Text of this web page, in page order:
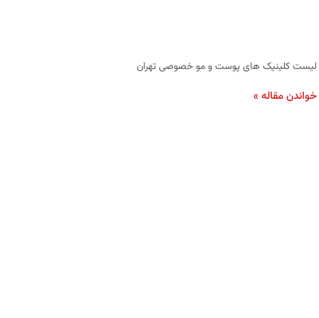
لیست کلینیک‌ های پوست و مو خصوصی تهران
خواندن مقاله »